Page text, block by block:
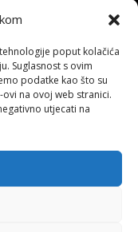
poput kolačića
Suglasnost s ovim
podatke kao što su
na ovoj web stranici.
utjecati na
– 2026